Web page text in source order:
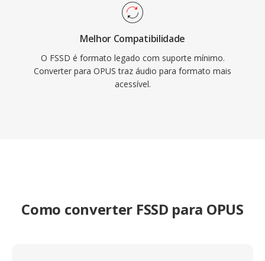
Melhor Compatibilidade
O FSSD é formato legado com suporte mínimo.
Converter para OPUS traz áudio para formato mais
acessível.
Como converter FSSD para OPUS